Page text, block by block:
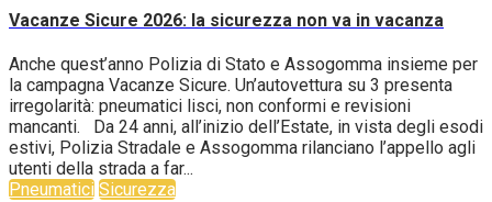
Vacanze Sicure 2026: la sicurezza non va in vacanza
Anche quest’anno Polizia di Stato e Assogomma insieme per
la campagna Vacanze Sicure. Un’autovettura su 3 presenta
irregolarità: pneumatici lisci, non conformi e revisioni
mancanti. Da 24 anni, all’inizio dell’Estate, in vista degli esodi
estivi, Polizia Stradale e Assogomma rilanciano l’appello agli
utenti della strada a far...
Pneumatici Sicurezza